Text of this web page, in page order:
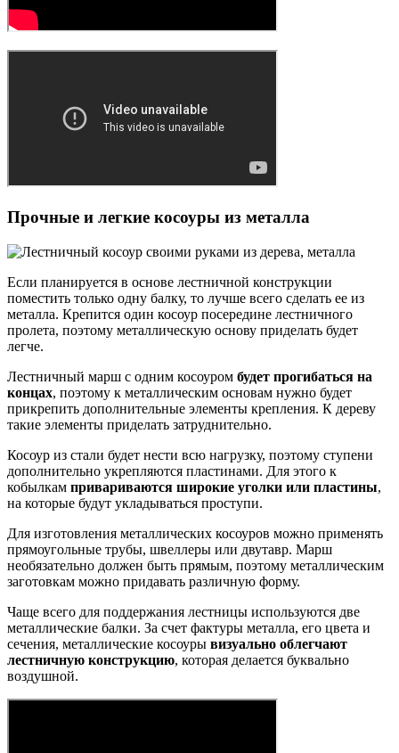
Прочные и легкие косоуры из металла
Если планируется в основе лестничной конструкции
поместить только одну балку, то лучше всего сделать ее из
металла. Крепится один косоур посередине лестничного
пролета, поэтому металлическую основу приделать будет
легче.
Лестничный марш с одним косоуром будет прогибаться на
концах, поэтому к металлическим основам нужно будет
прикрепить дополнительные элементы крепления. К дереву
такие элементы приделать затруднительно.
Косоур из стали будет нести всю нагрузку, поэтому ступени
дополнительно укрепляются пластинами. Для этого к
кобылкам привариваются широкие уголки или пластины,
на которые будут укладываться проступи.
Для изготовления металлических косоуров можно применять
прямоугольные трубы, швеллеры или двутавр. Марш
необязательно должен быть прямым, поэтому металлическим
заготовкам можно придавать различную форму.
Чаще всего для поддержания лестницы используются две
металлические балки. За счет фактуры металла, его цвета и
сечения, металлические косоуры визуально облегчают
лестничную конструкцию, которая делается буквально
воздушной.